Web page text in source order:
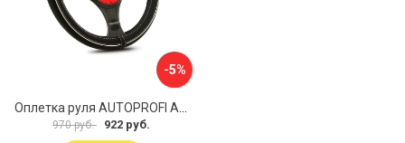
-5%
970 руб. 922 руб.